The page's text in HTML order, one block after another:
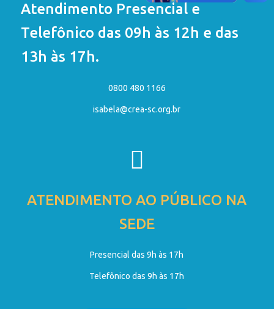
Atendimento Presencial e
Telefônico das 09h às 12h e das
13h às 17h.
0800 480 1166
isabela@crea-sc.org.br
ATENDIMENTO AO PÚBLICO NA
SEDE
Presencial das 9h às 17h
Telefônico das 9h às 17h